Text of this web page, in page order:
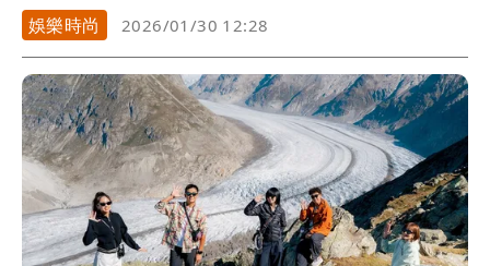
娛樂時尚
2026/01/30 12:28